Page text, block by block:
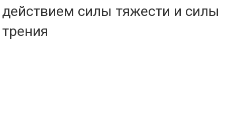
действием силы тяжести и силы
трения